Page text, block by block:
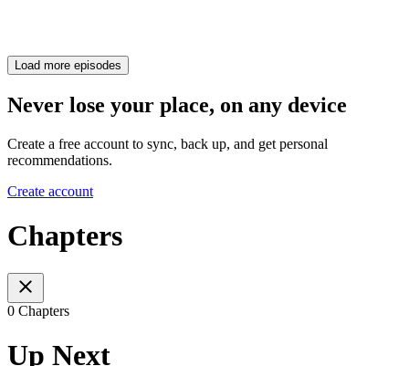
Load more episodes
Never lose your place, on any device
Create a free account to sync, back up, and get personal
recommendations.
Create account
Chapters
0 Chapters
Up Next